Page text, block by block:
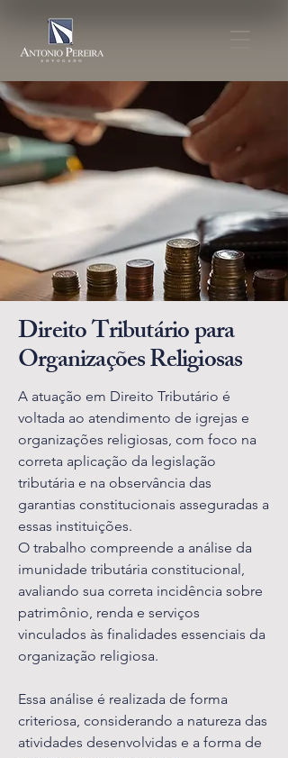
Direito Tributário para
Organizações Religiosas
A atuação em Direito Tributário é
voltada ao atendimento de igrejas e
organizações religiosas, com foco na
correta aplicação da legislação
tributária e na observância das
garantias constitucionais asseguradas a
essas instituições.
O trabalho compreende a análise da
imunidade tributária constitucional,
avaliando sua correta incidência sobre
patrimônio, renda e serviços
vinculados às finalidades essenciais da
organização religiosa.
Essa análise é realizada de forma
criteriosa, considerando a natureza das
atividades desenvolvidas e a forma de